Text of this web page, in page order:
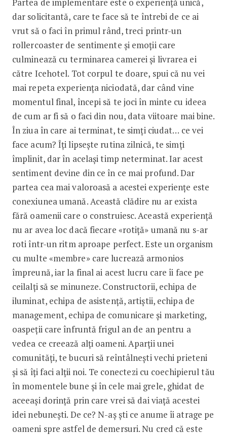
dar solicitantă, care te face să te întrebi de ce ai
vrut să o faci în primul rând, treci printr-un
rollercoaster de sentimente și emoții care
culminează cu terminarea camerei și livrarea ei
către Icehotel. Tot corpul te doare, spui că nu vei
mai repeta experiența niciodată, dar când vine
momentul final, începi să te joci în minte cu ideea
de cum ar fi să o faci din nou, data viitoare mai bine.
În ziua în care ai terminat, te simți ciudat… ce vei
face acum? Îți lipsește rutina zilnică, te simți
împlinit, dar în același timp neterminat. Iar acest
sentiment devine din ce în ce mai profund. Dar
partea cea mai valoroasă a acestei experiențe este
conexiunea umană. Această clădire nu ar exista
fără oamenii care o construiesc. Această experiență
nu ar avea loc dacă fiecare «rotiță» umană nu s-ar
roti într-un ritm aproape perfect. Este un organism
cu multe «membre» care lucrează armonios
împreună, iar la final ai acest lucru care îi face pe
ceilalți să se minuneze. Constructorii, echipa de
iluminat, echipa de asistență, artiștii, echipa de
management, echipa de comunicare și marketing,
oaspeții care înfruntă frigul an de an pentru a
vedea ce creează alți oameni. Aparții unei
comunități, te bucuri să reîntâlnești vechi prieteni
și să îți faci alții noi. Te conectezi cu coechipierul tău
în momentele bune și în cele mai grele, ghidat de
aceeași dorință prin care vrei să dai viață acestei
idei nebunești. De ce? N-aș ști ce anume îi atrage pe
oameni spre astfel de demersuri. Nu cred că este